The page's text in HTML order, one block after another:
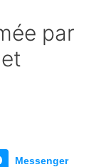
par
Messenger